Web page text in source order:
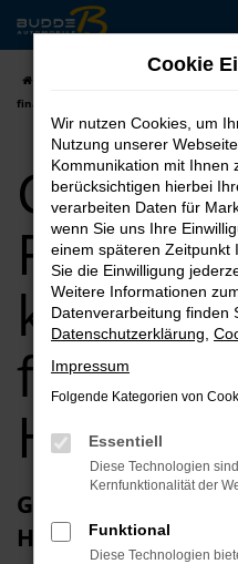
Zum
Hauptinhalt
springen
finanzieren für Hagen
CUPRA
kaufen,
Hagen
Glückwunsch zum
Hagen
Cookie
Wir nutzen Cookies, um
Nutzung unserer
Kommunikation mit Ihnen
berücksichtigen hierbei
verarbeiten Daten für
wenn Sie uns Ihre
einem späteren Zeitpunkt
Sie die Einwilligung
Weitere Informationen
Datenverarbeitung finden
Datenschutzerklärung
Impressum
Folgende Kategorien von
Essentiell
Diese Technologien
Kernfunktionalität der
Funktional
Diese Technologien